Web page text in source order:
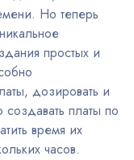
Но теперь
простых и
дозировать и
создавать платы по
время их
часов.